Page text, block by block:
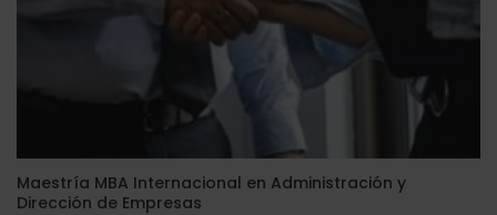
Maestría MBA Internacional en Administración y
Dirección de Empresas